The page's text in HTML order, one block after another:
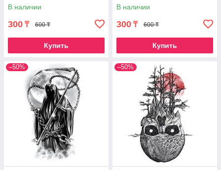
В наличии
300 ₸ 600 ₸
Купить
В наличии
300 ₸ 600 ₸
Купить
–50% –50%